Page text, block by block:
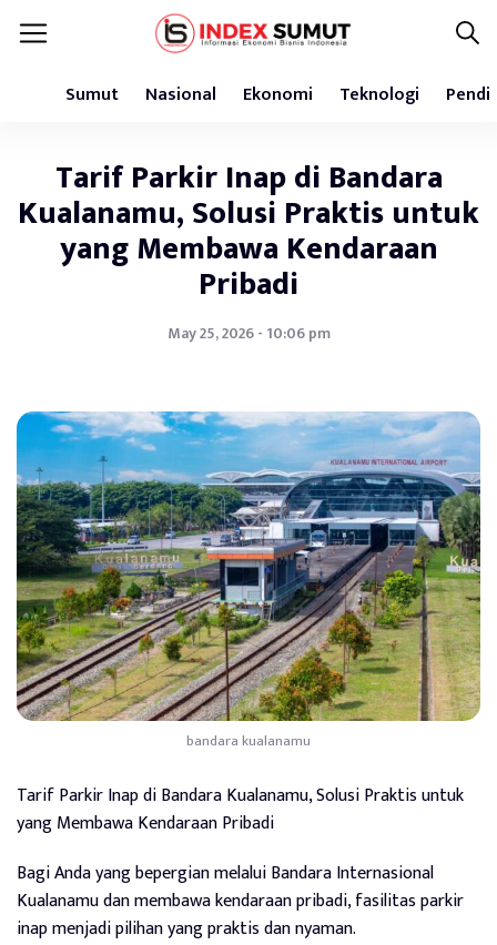
Sumut Nasional Ekonomi Teknologi
Tarif Parkir Inap di Bandara
Kualanamu, Solusi Praktis untuk
yang Membawa Kendaraan
Pribadi
May 25, 2026 - 10:06 pm
bandara kualanamu
Tarif Parkir Inap di Bandara Kualanamu, Solusi Praktis untuk
yang Membawa Kendaraan Pribadi
Bagi Anda yang bepergian melalui Bandara Internasional
Kualanamu dan membawa kendaraan pribadi, fasilitas parkir
inap menjadi pilihan yang praktis dan nyaman.